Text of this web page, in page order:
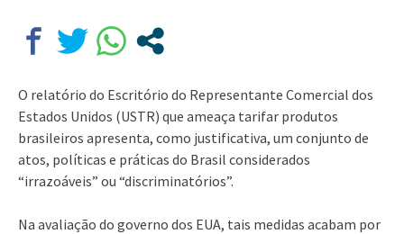
O relatório do Escritório do Representante Comercial dos
Estados Unidos (USTR) que ameaça tarifar produtos
brasileiros apresenta, como justificativa, um conjunto de
atos, políticas e práticas do Brasil considerados
“irrazoáveis” ou “discriminatórios”.
Na avaliação do governo dos EUA, tais medidas acabam por